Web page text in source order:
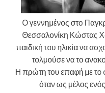
Ο γεννημένος στο
Θεσσαλονίκη Κώστας
παιδική του ηλικία να
τολμούσε να το
Η πρώτη του επαφή με το
όταν ως μέλος